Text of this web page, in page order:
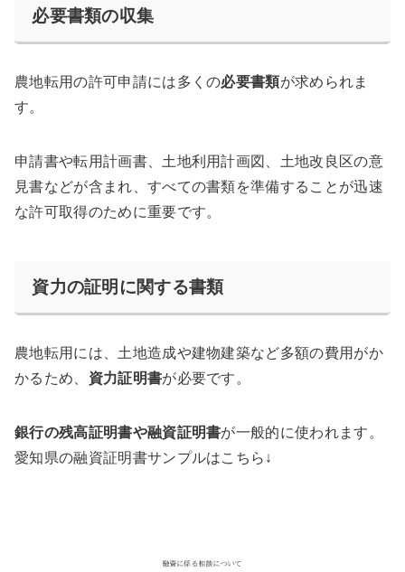
必要書類の収集
農地転用の許可申請には多くの必要書類が求められま
す。
申請書や転用計画書、土地利用計画図、土地改良区の意
見書などが含まれ、すべての書類を準備することが迅速
な許可取得のために重要です。
資力の証明に関する書類
農地転用には、土地造成や建物建築など多額の費用がか
かるため、 資力証明書が必要です。
銀行の残高証明書や融資証明書が一般的に使われます。
愛知県の融資証明書サンプルはこちら↓